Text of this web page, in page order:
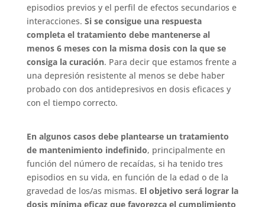
episodios previos y el perfil de efectos secundarios e
interacciones. Si se consigue una respuesta
completa el tratamiento debe mantenerse al
menos 6 meses con la misma dosis con la que se
consiga la curación. Para decir que estamos frente a
una depresión resistente al menos se debe haber
probado con dos antidepresivos en dosis eficaces y
con el tiempo correcto.
En algunos casos debe plantearse un tratamiento
de mantenimiento indefinido, principalmente en
función del número de recaídas, si ha tenido tres
episodios en su vida, en función de la edad o de la
gravedad de los/as mismas. El objetivo será lograr la
dosis mínima eficaz que favorezca el cumplimiento